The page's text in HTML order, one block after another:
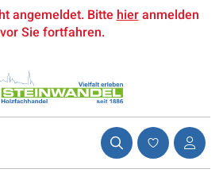
angemeldet. Bittehieranmelden
Sie fortfahren.